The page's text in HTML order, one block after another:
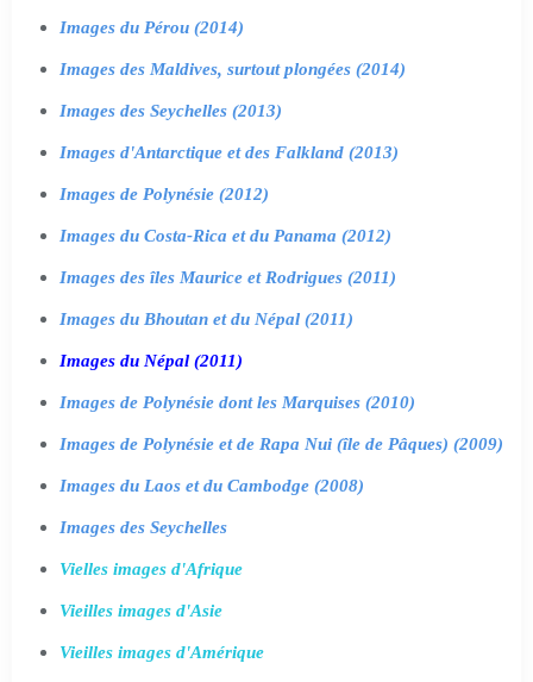
Images du Pérou (2014)
Images des Maldives, surtout plongées (2014)
Images des Seychelles (2013)
Images d'Antarctique et des Falkland (2013)
Images de Polynésie (2012)
Images du Costa-Rica et du Panama (2012)
Images des îles Maurice et Rodrigues (2011)
Images du Bhoutan et du Népal (2011)
Images du Népal (2011)
Images de Polynésie dont les Marquises (2010)
Images de Polynésie et de Rapa Nui (île de Pâques) (2009)
Images du Laos et du Cambodge (2008)
Images des Seychelles
Vielles images d'Afrique
Vieilles images d'Asie
Vieilles images d'Amérique